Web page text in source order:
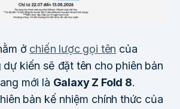
ở chiến lược gọi tên của
dự kiến sẽ đặt tên cho phiên bản
mới là Galaxy Z Fold 8.
bản kế nhiệm chính thức của